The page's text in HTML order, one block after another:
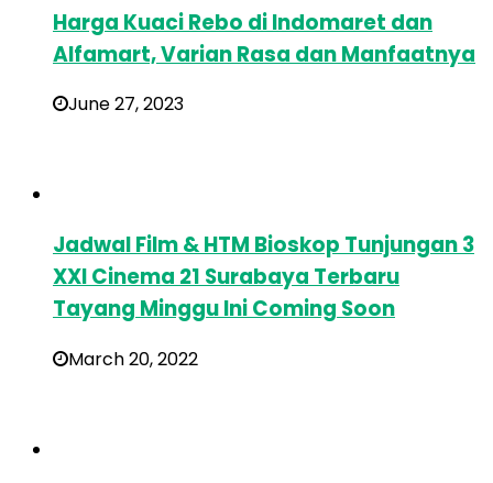
Harga Kuaci Rebo di Indomaret dan
Alfamart, Varian Rasa dan Manfaatnya
June 27, 2023
Jadwal Film & HTM Bioskop Tunjungan 3
XXI Cinema 21 Surabaya Terbaru
Tayang Minggu Ini Coming Soon
March 20, 2022